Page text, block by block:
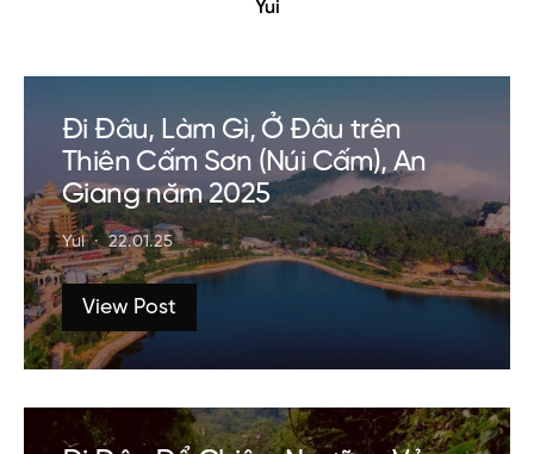
Yui
Đi Đâu, Làm Gì, Ở Đâu trên
Thiên Cấm Sơn (Núi Cấm), An
Giang năm 2025
Yui 22.01.25
View Post